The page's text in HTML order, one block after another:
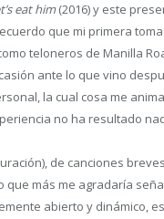
eat him(2016) y este
que mi primera
teloneros de Manilla
ante lo que vino
la cual cosa me
no ha resultado
de canciones
que más me agradaría
abierto y dinámico,